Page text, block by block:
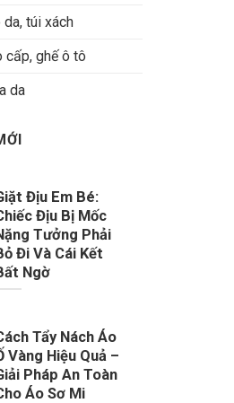
túi xách
cấp, ghế ô tô
da
Địu Em Bé:
Địu Bị Mốc
Tưởng Phải
Đi Và Cái Kết
Ngờ
Tẩy Nách Áo
Vàng Hiệu Quả –
Pháp An Toàn
Áo Sơ Mi